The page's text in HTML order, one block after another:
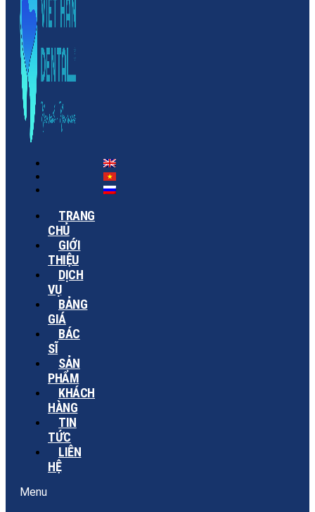
TRANG
CHỦ
GIỚI
THIỆU
DỊCH
VỤ
BẢNG
GIÁ
BÁC
SĨ
SẢN
PHẨM
KHÁCH
HÀNG
TIN
TỨC
LIÊN
HỆ
Menu